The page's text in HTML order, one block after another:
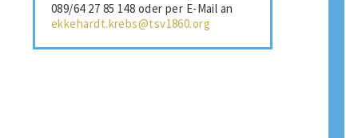
089/64 27 85 148 oder per E-Mail an
ekkehardt.krebs@tsv1860.org